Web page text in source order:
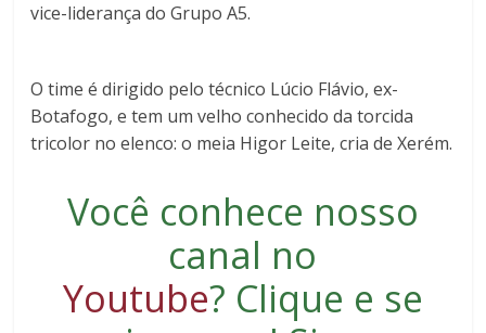
vice-liderança do Grupo A5.
O time é dirigido pelo técnico Lúcio Flávio, ex-
Botafogo, e tem um velho conhecido da torcida
tricolor no elenco: o meia Higor Leite, cria de Xerém.
Você conhece nosso
canal no
Youtube? Clique e se